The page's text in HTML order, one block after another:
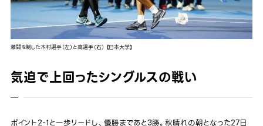
激闘を制した木村選手（左）と高選手（右） 【日本大学】
気迫で上回ったシングルスの戦い
ポイント2-1と一歩リードし、優勝まであと3勝。秋晴れの朝となった27日